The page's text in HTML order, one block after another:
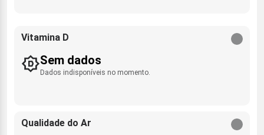
Vitamina D
Sem dados
Dados indisponíveis no momento.
Qualidade do Ar